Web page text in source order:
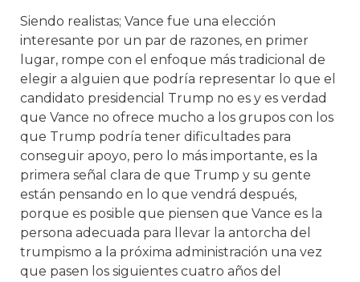
Siendo realistas; Vance fue una elección
interesante por un par de razones, en primer
lugar, rompe con el enfoque más tradicional de
elegir a alguien que podría representar lo que el
candidato presidencial Trump no es y es verdad
que Vance no ofrece mucho a los grupos con los
que Trump podría tener dificultades para
conseguir apoyo, pero lo más importante, es la
primera señal clara de que Trump y su gente
están pensando en lo que vendrá después,
porque es posible que piensen que Vance es la
persona adecuada para llevar la antorcha del
trumpismo a la próxima administración una vez
que pasen los siguientes cuatro años del